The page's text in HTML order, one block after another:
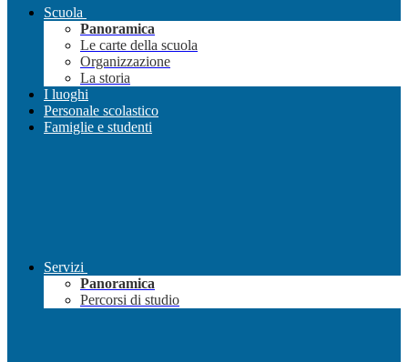
Scuola
Panoramica
Le carte della scuola
Organizzazione
La storia
I luoghi
Personale scolastico
Famiglie e studenti
Servizi
Panoramica
Percorsi di studio